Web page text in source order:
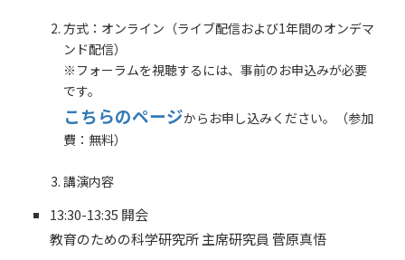
方式：オンライン（ライブ配信および1年間のオンデマ
ンド配信）
※フォーラムを視聴するには、事前のお申込みが必要
です。
こちらのページからお申し込みください。（参加
費：無料）
講演内容
13:30-13:35 開会
教育のための科学研究所 主席研究員 菅原真悟